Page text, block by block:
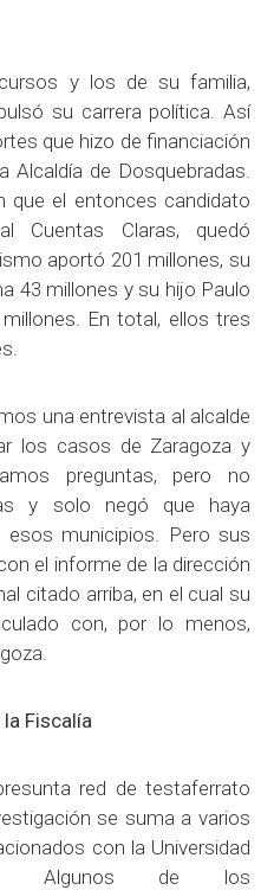
y los de su familia,
su carrera política. Así
que hizo de financiación
Alcaldía de Dosquebradas.
que el entonces candidato
Cuentas Claras, quedó
aportó 201 millones, su
43 millones y su hijo Paulo
En total, ellos tres
una entrevista al alcalde
los casos de Zaragoza y
preguntas, pero no
y solo negó que haya
esos municipios. Pero sus
el informe de la dirección
citado arriba, en el cual su
con, por lo menos,
Fiscalía
red de testaferrato
se suma a varios
con la Universidad
Algunos de los